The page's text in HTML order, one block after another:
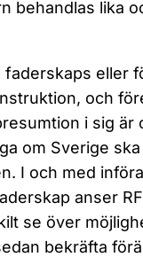
behandlas lika
eller
och
i sig är
om Sverige
I och med
anser
se över
bekräfta